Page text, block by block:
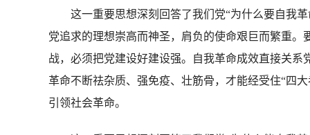
这一重要思想深刻回答了我们党“为什么要自我革
党追求的理想崇高而神圣，肩负的使命艰巨而繁重
战，必须把党建设好建设强。自我革命成效直接关
革命不断祛杂质、强免疫、壮筋骨，才能经受住“四
引领社会革命。